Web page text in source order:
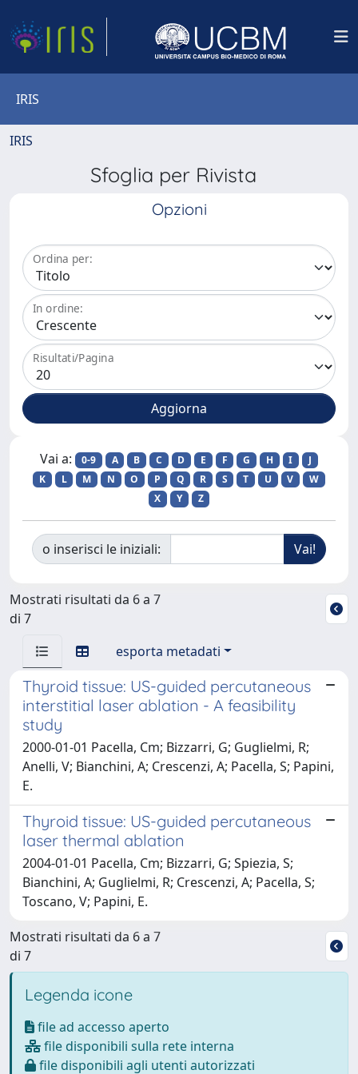
IRIS
IRIS
Sfoglia per Rivista
Opzioni
Ordina per:
In ordine:
Risultati/Pagina
Vai a: 0-9 A B C D E F G H I
J
K
L M N O P Q R S T U V
W
X
Y Z
o inserisci le iniziali:
Mostrati risultati da 6 a 7
di 7
esporta metadati
Thyroid tissue: US-guided percutaneous
interstitial laser ablation - A feasibility
study
2000-01-01 Pacella, Cm; Bizzarri, G; Guglielmi, R;
Anelli, V; Bianchini, A; Crescenzi, A; Pacella, S; Papini,
E.
Thyroid tissue: US-guided percutaneous
laser thermal ablation
2004-01-01 Pacella, Cm; Bizzarri, G; Spiezia, S;
Bianchini, A; Guglielmi, R; Crescenzi, A; Pacella, S;
Toscano, V; Papini, E.
Mostrati risultati da 6 a 7
di 7
Legenda icone
file ad accesso aperto
file disponibili sulla rete interna
file disponibili agli utenti autorizzati